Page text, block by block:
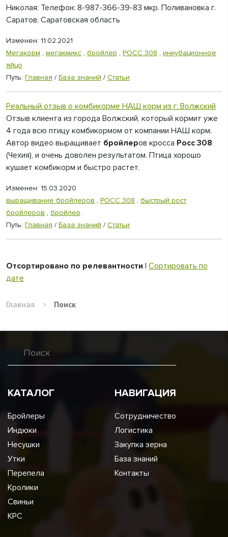
Николая: Телефон: 8-987-366-39-83 мкр. Поливановка г.
Саратов, Саратовская область
Изменен: 11.02.2021
Мегакорм , мегакмикс , бройлер , РОСС 308 , инкубационное
яйцо
Путь: Главная / База знаний / Статьи
Реальный отзыв о комбикорме НАШ корм из г. Волжский
Отзыв клиента из города Волжский, который кормит уже
4 года всю птицу комбикормом от компании НАШ корм.
Автор видео выращивает бройлеров кросса Росс 308
(Чехия), и очень доволен результатом. Птица хорошо
кушает комбикорм и быстро растет.
Изменен: 15.03.2020
выращивание бройлеров , РОСС 308 , быстрый рост
бройлеров , бройлер
Путь: Главная / База знаний / Статьи
Отсортировано по релевантности | Сортировать по
дате
Главная > Поиск
КАТАЛОГ
Бройлеры
Индюки
Несушки
Утки
Перепела
Кролики
Свиньи
КРС
НАВИГАЦИЯ
Сотрудничество
Логистика
Закупка зерна
База знаний
Контакты